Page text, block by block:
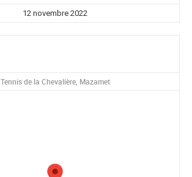
12 novembre 2022
Tennis de la Chevalière, Mazamet